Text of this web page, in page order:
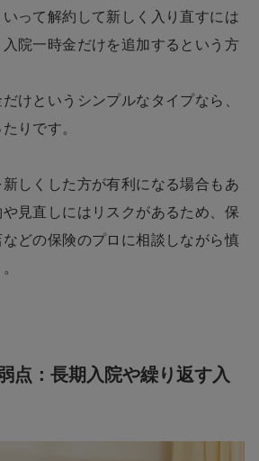
って解約して新しく入り直すには
入院一時金だけを追加するという方
けというシンプルなタイプなら、
りです。
しくした方が有利になる場合もあ
見直しにはリスクがあるため、保
どの保険のプロに相談しながら慎
点：長期入院や繰り返す入